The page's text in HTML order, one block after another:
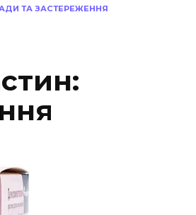
ТА ЗАСТЕРЕЖЕННЯ